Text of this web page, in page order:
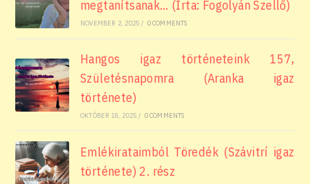
megtanítsanak… (Írta: Fogolyán Szellő)
NOVEMBER 2, 2025 / 0 COMMENTS
Hangos igaz történeteink 157,
Születésnapomra (Aranka igaz
története)
OKTÓBER 18, 2025 / 0 COMMENTS
Emlékirataimból Töredék (Szávitrí igaz
története) 2. rész